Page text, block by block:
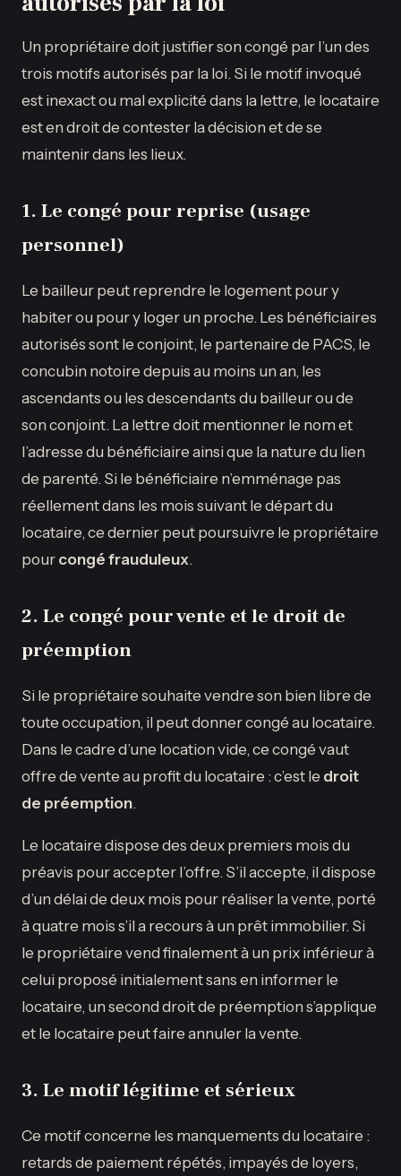
Un propriétaire doit justifier son congé par l’un des
trois motifs autorisés par la loi. Si le motif invoqué
est inexact ou mal explicité dans la lettre, le locataire
est en droit de contester la décision et de se
maintenir dans les lieux.
1. Le congé pour reprise (usage
personnel)
Le bailleur peut reprendre le logement pour y
habiter ou pour y loger un proche. Les bénéficiaires
autorisés sont le conjoint, le partenaire de PACS, le
concubin notoire depuis au moins un an, les
ascendants ou les descendants du bailleur ou de
son conjoint. La lettre doit mentionner le nom et
l’adresse du bénéficiaire ainsi que la nature du lien
de parenté. Si le bénéficiaire n’emménage pas
réellement dans les mois suivant le départ du
locataire, ce dernier peut poursuivre le propriétaire
pourcongé frauduleux.
2. Le congé pour vente et le droit de
préemption
Si le propriétaire souhaite vendre son bien libre de
toute occupation, il peut donner congé au locataire.
Dans le cadre d’une location vide, ce congé vaut
offre de vente au profit du locataire : c’est le droit
de préemption.
Le locataire dispose des deux premiers mois du
préavis pour accepter l’offre. S’il accepte, il dispose
d’un délai de deux mois pour réaliser la vente, porté
à quatre mois s’il a recours à un prêt immobilier. Si
le propriétaire vend finalement à un prix inférieur à
celui proposé initialement sans en informer le
locataire, un second droit de préemption s’applique
et le locataire peut faire annuler la vente.
3. Le motif légitime et sérieux
Ce motif concerne les manquements du locataire :
retards de paiement répétés, impayés de loyers,